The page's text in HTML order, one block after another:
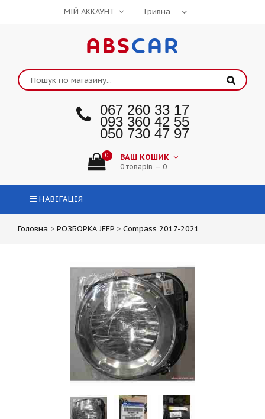
МІЙ АККАУНТ
ABSCAR
067 260 33 17
093 360 42 55
050 730 47 97
0 ВАШ КОШИК
0 товарів — 0
НАВІГАЦІЯ
Головна > РОЗБОРКА JEEP > Compass 2017-2021